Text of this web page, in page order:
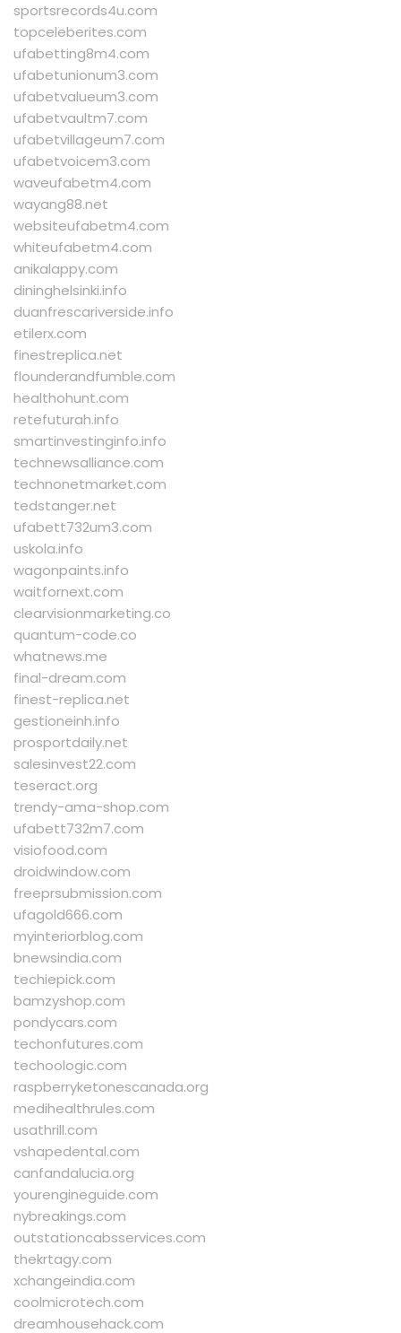
sportsrecords4u.com
topceleberites.com
ufabetting8m4.com
ufabetunionum3.com
ufabetvalueum3.com
ufabetvaultm7.com
ufabetvillageum7.com
ufabetvoicem3.com
waveufabetm4.com
wayang88.net
websiteufabetm4.com
whiteufabetm4.com
anikalappy.com
dininghelsinki.info
duanfrescariverside.info
etilerx.com
finestreplica.net
flounderandfumble.com
healthohunt.com
retefuturah.info
smartinvestinginfo.info
technewsalliance.com
technonetmarket.com
tedstanger.net
ufabett732um3.com
uskola.info
wagonpaints.info
waitfornext.com
clearvisionmarketing.co
quantum-code.co
whatnews.me
final-dream.com
finest-replica.net
gestioneinh.info
prosportdaily.net
salesinvest22.com
teseract.org
trendy-ama-shop.com
ufabett732m7.com
visiofood.com
droidwindow.com
freeprsubmission.com
ufagold666.com
myinteriorblog.com
bnewsindia.com
techiepick.com
bamzyshop.com
pondycars.com
techonfutures.com
techoologic.com
raspberryketonescanada.org
medihealthrules.com
usathrill.com
vshapedental.com
canfandalucia.org
yourengineguide.com
nybreakings.com
outstationcabsservices.com
thekrtagy.com
xchangeindia.com
coolmicrotech.com
dreamhousehack.com